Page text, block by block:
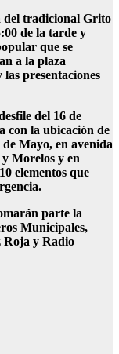
del tradicional Grito
de la tarde y
que se
a la plaza
presentaciones
del 16 de
con la ubicación de
Mayo, en avenida
Morelos y en
elementos que
parte la
Municipales,
Roja y Radio